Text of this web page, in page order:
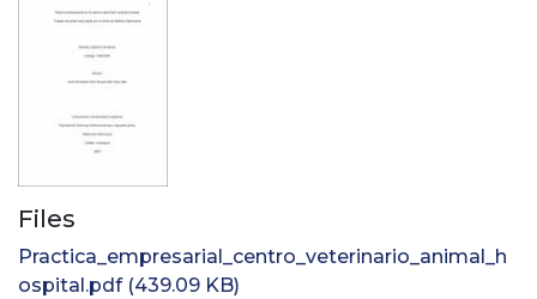
Files
Practica_empresarial_centro_veterinario_animal_h
ospital.pdf(439.09 KB)